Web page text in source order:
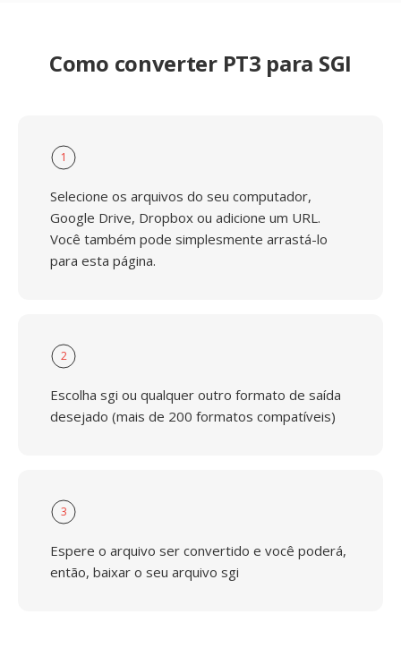
Como converter PT3 para SGI
1
Selecione os arquivos do seu computador,
Google Drive, Dropbox ou adicione um URL.
Você também pode simplesmente arrastá-lo
para esta página.
2
Escolha sgi ou qualquer outro formato de saída
desejado (mais de 200 formatos compatíveis)
3
Espere o arquivo ser convertido e você poderá,
então, baixar o seu arquivo sgi